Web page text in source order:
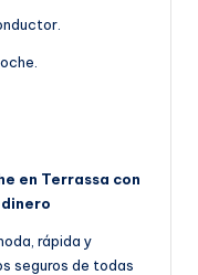
en Terrassa con
rápida y
seguros de todas